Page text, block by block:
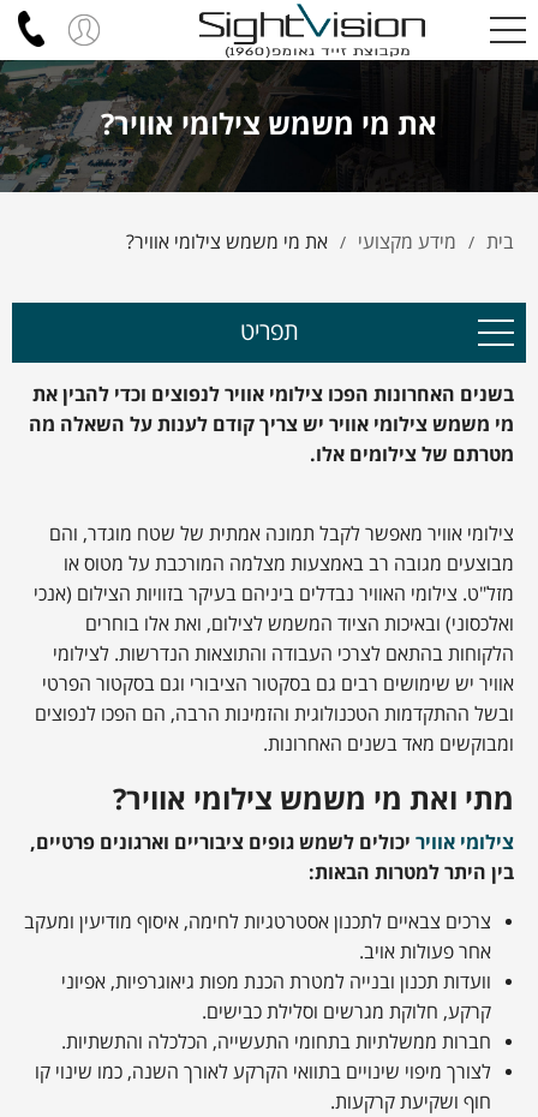
את מי משמש צילומי אוויר?
בית / מידע מקצועי / את מי משמש צילומי אוויר?
תפריט
בשנים האחרונות הפכו צילומי אוויר לנפוצים וכדי להבין את
מי משמש צילומי אוויר יש צריך קודם לענות על השאלה מה
מטרתם של צילומים אלו.
צילומי אוויר מאפשר לקבל תמונה אמתית של שטח מוגדר, והם
מבוצעים מגובה רב באמצעות מצלמה המורכבת על מטוס או
מזל"ט. צילומי האוויר נבדלים ביניהם בעיקר בזוויות הצילום (אנכי
ואלכסוני) ובאיכות הציוד המשמש לצילום, ואת אלו בוחרים
הלקוחות בהתאם לצרכי העבודה והתוצאות הנדרשות. לצילומי
אוויר יש שימושים רבים גם בסקטור הציבורי וגם בסקטור הפרטי
ובשל ההתקדמות הטכנולוגית והזמינות הרבה, הם הפכו לנפוצים
ומבוקשים מאד בשנים האחרונות.
מתי ואת מי משמש צילומי אוויר?
צילומי אוויר יכולים לשמש גופים ציבוריים וארגונים פרטיים,
בין היתר למטרות הבאות:
צרכים צבאיים לתכנון אסטרטגיות לחימה, איסוף מודיעין ומעקב
אחר פעולות אויב.
וועדות תכנון ובנייה למטרת הכנת מפות גיאוגרפיות, אפיוני
קרקע, חלוקת מגרשים וסלילת כבישים.
חברות ממשלתיות בתחומי התעשייה, הכלכלה והתשתיות.
לצורך מיפוי שינויים בתוואי הקרקע לאורך השנה, כמו שינוי קו
חוף ושקיעת קרקעות.